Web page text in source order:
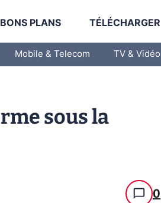
BONS PLANS TÉLÉCHARGER
Mobile & Telecom TV & Vidéo
sous la
0